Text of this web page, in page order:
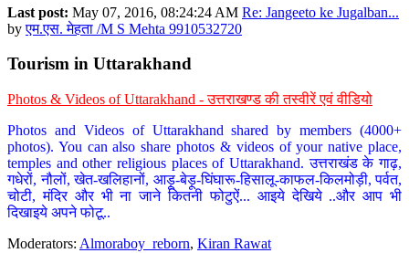
Last post: May 07, 2016, 08:24:24 AM Re: Jangeeto ke Jugalban...
byएम.एस. मेहता /M S Mehta 9910532720
Tourism in Uttarakhand
Photos & Videos of Uttarakhand - उत्तराखण्ड की तस्वीरें एवं वीडियो
Photos and Videos of Uttarakhand shared by members (4000+
photos). You can also share photos & videos of your native place,
temples and other religious places of Uttarakhand. उत्तराखंड के गाढ़,
गधेरों, नौलों, खेत-खलिहानों, आड़ू-बेड़ू-घिंघारू-हिसालू-काफल-किलमोड़ी, पर्वत,
चोटी, मंदिर और भी ना जाने कितनी फोटुऐं... आइये देखिये ..और आप भी
दिखाइये अपने फोटू..
Moderators: Almoraboy_reborn, Kiran Rawat